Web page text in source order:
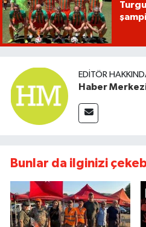
EDITÖR
Haber
Bunlar da ilginizi